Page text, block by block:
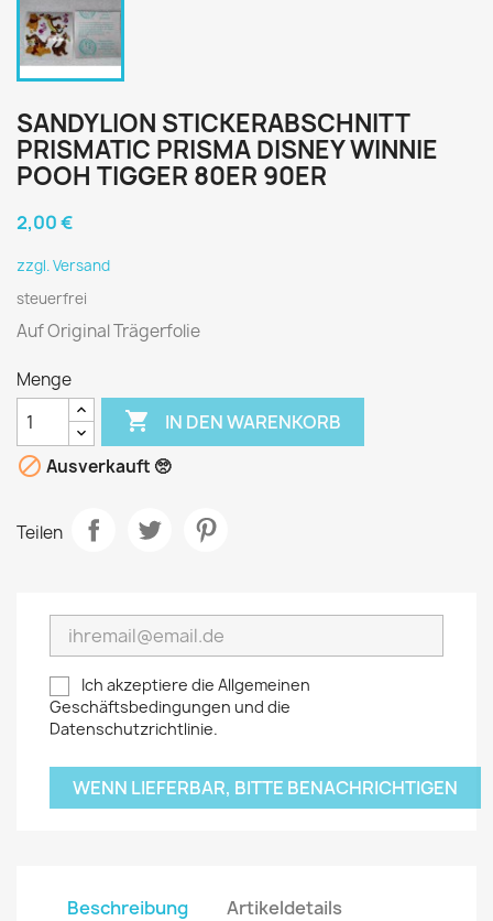
SANDYLION STICKERABSCHNITT
PRISMATIC PRISMA DISNEY WINNIE
POOH TIGGER 80ER 90ER
2,00 €
zzgl. Versand
steuerfrei
Auf Original Trägerfolie
Menge
 IN DEN WARENKORB
 Ausverkauft 🥺
Teilen
Ich akzeptiere die Allgemeinen
Geschäftsbedingungen und die
Datenschutzrichtlinie.
WENN LIEFERBAR, BITTE BENACHRICHTIGEN
Beschreibung Artikeldetails